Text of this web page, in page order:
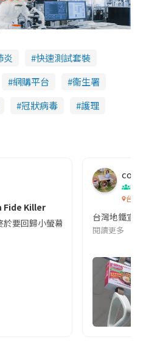
炎
快速測試套裝
網購平台
衞生署
冠狀病毒 護理
Fide Killer
要回歸小螢幕啦!這次的劇本改編
co
吹
台灣
台灣地鐵宣
閱讀更多